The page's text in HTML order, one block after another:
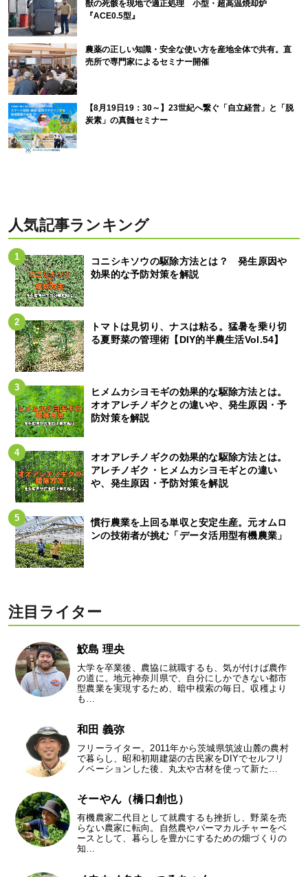
獣の死骸を現地で適正処理 小型・超高温焼却炉
『ACE0.5型』
農薬の正しい知識・安全な使い方を産地全体で共有。直
売所で専門家によるセミナー開催
【8月19日19：30～】23世紀へ繋ぐ「自立経営」と「脱
炭素」の真髄セミナー
人気記事ランキング
コニシキソウの駆除方法とは？ 発生原因や
効果的な予防対策を解説
トマトは見切り、ナスは粘る。猛暑を乗り切
る夏野菜の管理術【DIY的半農生活Vol.54】
ヒメムカシヨモギの効果的な駆除方法とは。
オオアレチノギクとの違いや、発生原因・予
防対策を解説
オオアレチノギクの効果的な駆除方法とは。
アレチノギク・ヒメムカシヨモギとの違い
や、発生原因・予防対策を解説
慣行農業を上回る単収と安定生産。元オムロ
ンの技術者が挑む「データ活用型有機農業」
注目ライター
鮫島 理央
大学を卒業後、農協に就職するも、気が付けば農作
の道に。地元神奈川県で、自分にしかできない都市
型農業を実現するため、暗中模索の毎日。収穫より
も…
和田 義弥
フリーライター。2011年から茨城県筑波山麓の農村
で暮らし、昭和初期建築の古民家をDIYでセルフリ
ノベーションした後、丸太や古材を使って新た…
そーやん（橋口創也）
有機農家二代目として就農するも挫折し、野菜を売
らない農家に転向。自然農やパーマカルチャーをベ
ースとして、暮らしを豊かにするための畑づくりの
知…